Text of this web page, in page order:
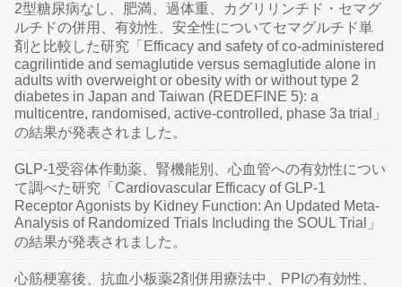
2型糖尿病なし、肥満、過体重、カグリリンチド・セマグ
ルチドの併用、有効性、安全性についてセマグルチド単
剤と比較した研究「Efficacy and safety of co-administered
cagrilintide and semaglutide versus semaglutide alone in
adults with overweight or obesity with or without type 2
diabetes in Japan and Taiwan (REDEFINE 5): a
multicentre, randomised, active-controlled, phase 3a trial」
の結果が発表されました。
GLP-1受容体作動薬、腎機能別、心血管への有効性につい
て調べた研究「Cardiovascular Efficacy of GLP-1
Receptor Agonists by Kidney Function: An Updated Meta-
Analysis of Randomized Trials Including the SOUL Trial」
の結果が発表されました。
心筋梗塞後、抗血小板薬2剤併用療法中、PPIの有効性、